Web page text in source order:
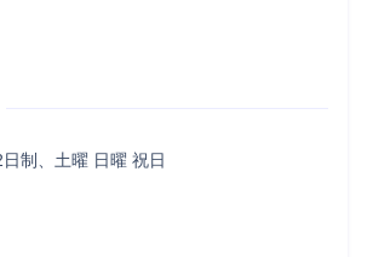
制、土曜 日曜 祝日